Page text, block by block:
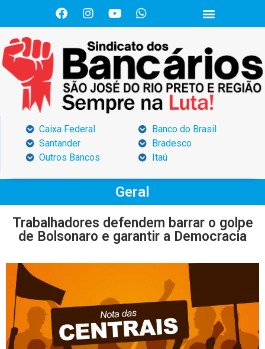
Caixa Federal
Santander
Outros Bancos
Banco do Brasil
Bradesco
Itaú
Geral
Trabalhadores defendem barrar o golpe
de Bolsonaro e garantir a Democracia